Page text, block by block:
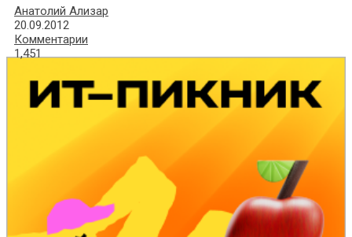
Анатолий Ализар
20.09.2012
Комментарии
1,451